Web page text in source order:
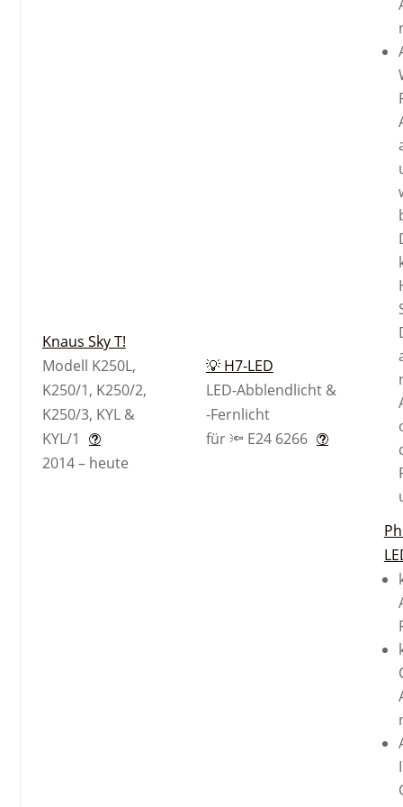
Knaus Sky T!
Modell K250L,
K250/1, K250/2,
K250/3, KYL &
KYL/1
2014 – heute
💡 H7-LED
LED-Abblendlicht &
-Fernlicht
für 🔦 E24 6266